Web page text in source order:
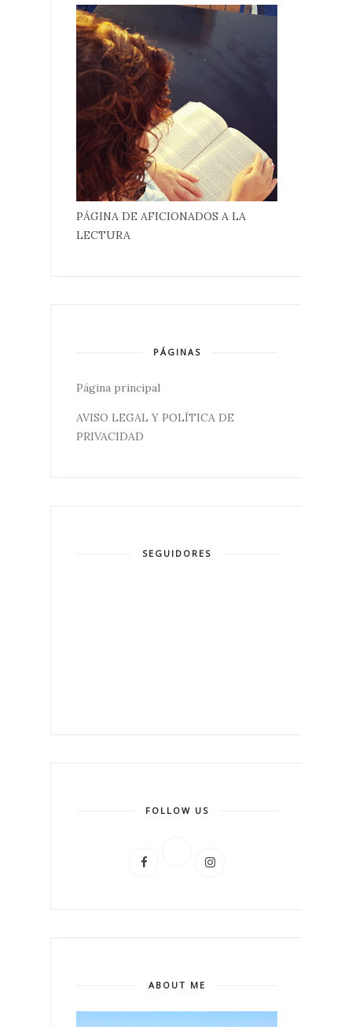
PÁGINA DE AFICIONADOS A LA
LECTURA
PÁGINAS
Página principal
AVISO LEGAL Y POLÍTICA DE
PRIVACIDAD
SEGUIDORES
FOLLOW US
ABOUT ME